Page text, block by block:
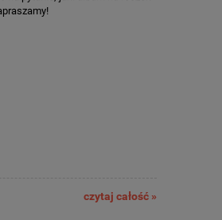
czytaj całość »